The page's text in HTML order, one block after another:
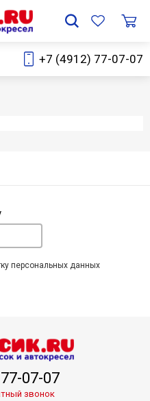
+7 (4912) 77-07-07
персональных данных
07-07
звонок